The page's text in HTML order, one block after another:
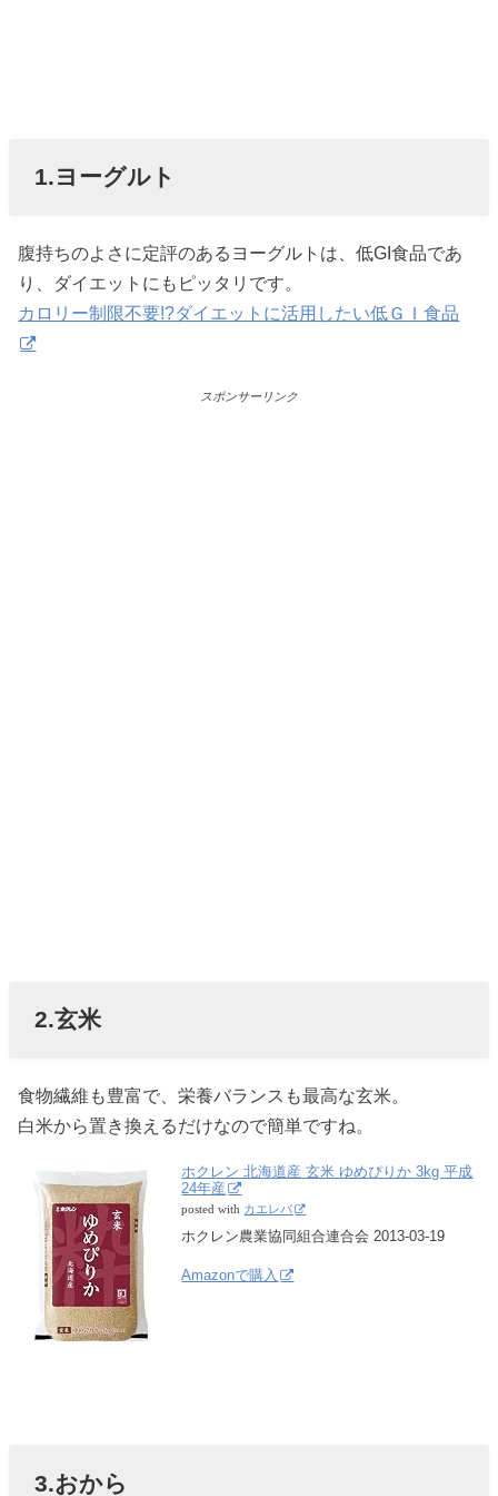
1.ヨーグルト
腹持ちのよさに定評のあるヨーグルトは、低GI食品であ
り、ダイエットにもピッタリです。
カロリー制限不要!?ダイエットに活用したい低ＧＩ食品
スポンサーリンク
2.玄米
食物繊維も豊富で、栄養バランスも最高な玄米。
白米から置き換えるだけなので簡単ですね。
ホクレン 北海道産 玄米 ゆめぴりか 3kg 平成
24年産
posted with カエレバ
ホクレン農業協同組合連合会 2013-03-19
Amazonで購入
3.おから